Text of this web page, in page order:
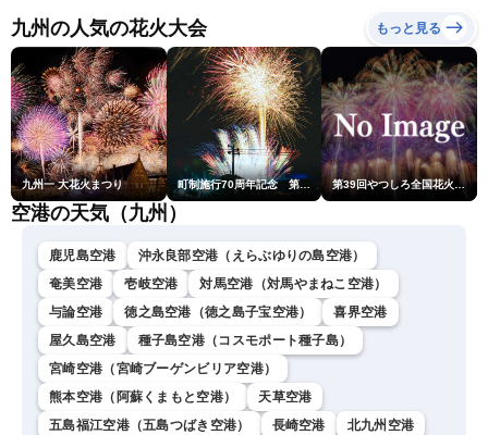
九州の人気の花火大会 もっと見る
九州一 大花火まつり 町制施行70周年記念 第48回南種子町ロケット祭 第39回やつしろ全国花火競技大会
空港の天気（九州）
鹿児島空港
沖永良部空港（えらぶゆりの島空港）
奄美空港
壱岐空港
対馬空港（対馬やまねこ空港）
与論空港
徳之島空港（徳之島子宝空港）
喜界空港
屋久島空港
種子島空港（コスモポート種子島）
宮崎空港（宮崎ブーゲンビリア空港）
熊本空港（阿蘇くまもと空港）
天草空港
五島福江空港（五島つばき空港）
長崎空港
北九州空港